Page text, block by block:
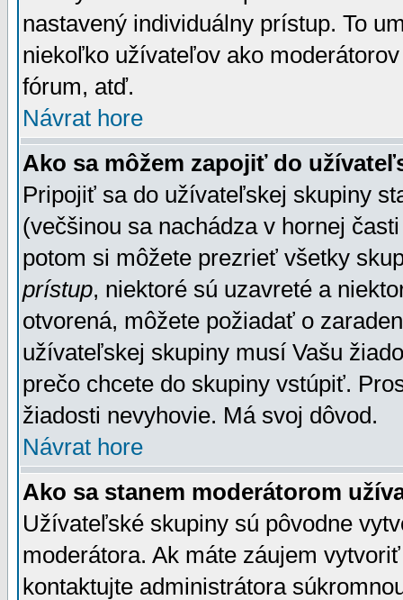
nastavený individuálny prístup. To
niekoľko užívateľov ako
fórum, atď.
Návrat hore
Ako sa môžem zapojiť do
Pripojiť sa do užívateľskej skupiny
(večšinou sa nachádza v hornej
potom si môžete prezrieť všetky
prístup, niektoré sú uzavreté a
otvorená, môžete požiadať o
užívateľskej skupiny musí Vašu
prečo chcete do skupiny vstúpiť.
žiadosti nevyhovie. Má svoj dôvod.
Návrat hore
Ako sa stanem moderátorom
Užívateľské skupiny sú pôvodne
moderátora. Ak máte záujem
kontaktujte administrátora